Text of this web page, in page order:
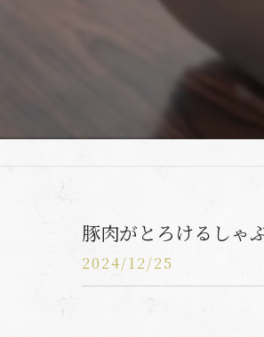
豚肉がとろけるしゃ
2024/12/25